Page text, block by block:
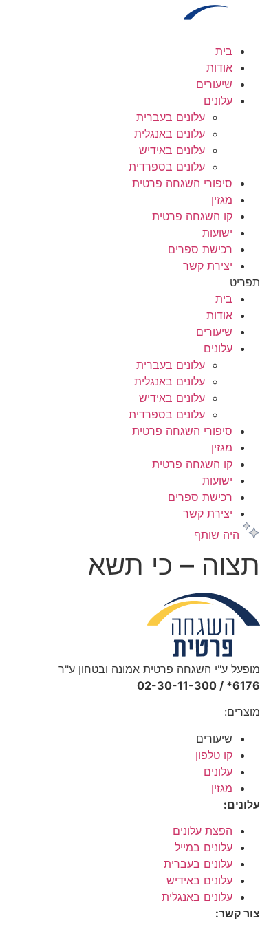
בית
אודות
שיעורים
עלונים
עלונים בעברית
עלונים באנגלית
עלונים באידיש
עלונים בספרדית
סיפורי השגחה פרטית
מגזין
קו השגחה פרטית
ישועות
רכישת ספרים
יצירת קשר
תפריט
בית
אודות
שיעורים
עלונים
עלונים בעברית
עלונים באנגלית
עלונים באידיש
עלונים בספרדית
סיפורי השגחה פרטית
מגזין
קו השגחה פרטית
ישועות
רכישת ספרים
יצירת קשר
היה שותף
תצוה – כי תשא
מופעל ע"י השגחה פרטית אמונה ובטחון ע"ר
6176* / 02-30-11-300
מוצרים:
שיעורים
קו טלפון
עלונים
מגזין
עלונים:
הפצת עלונים
עלונים במייל
עלונים בעברית
עלונים באידיש
עלונים באנגלית
צור קשר: